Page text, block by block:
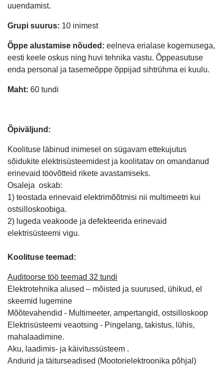
uuendamist.
Grupi suurus: 10 inimest
Õppe alustamise nõuded: eelneva erialase kogemusega,
eesti keele oskus ning huvi tehnika vastu. Õppeasutuse
enda personal ja tasemeõppe õppijad sihtrühma ei kuulu.
Maht: 60 tundi
Õpiväljund:
Koolituse läbinud inimesel on sügavam ettekujutus
sõidukite elektrisüsteemidest ja koolitatav on omandanud
erinevaid töövõtteid rikete avastamiseks.
Osaleja oskab:
1) teostada erinevaid elektrimõõtmisi nii multimeetri kui
ostsilloskoobiga.
2) lugeda veakoode ja defekteerida erinevaid
elektrisüsteemi vigu.
Koolituse teemad:
Auditoorse töö teemad 32 tundi
Elektrotehnika alused – mõisted ja suurused, ühikud, el
skeemid lugemine
Mõõtevahendid - Multimeeter, ampertangid, ostsilloskoop
Elektrisüsteemi veaotsing - Pingelang, takistus, lühis,
mahalaadimine.
Aku, laadimis- ja käivitussüsteem .
Andurid ja täiturseadised (Mootorielektroonika põhjal)